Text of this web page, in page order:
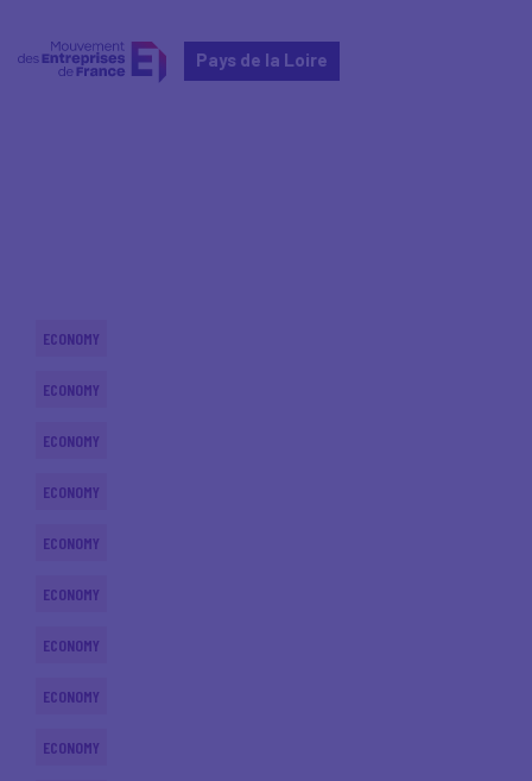
Pays de la Loire
ECONOMY
ECONOMY
ECONOMY
ECONOMY
ECONOMY
ECONOMY
ECONOMY
ECONOMY
ECONOMY